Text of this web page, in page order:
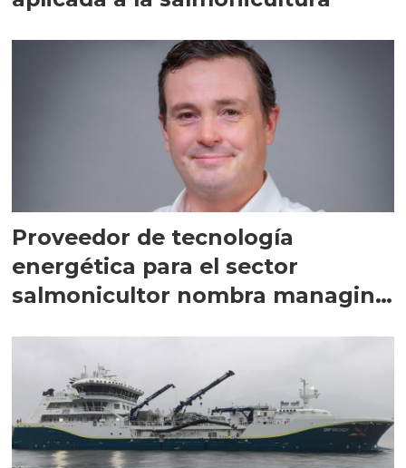
Proveedor de tecnología
energética para el sector
salmonicultor nombra managing